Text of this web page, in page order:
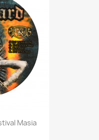
Masia